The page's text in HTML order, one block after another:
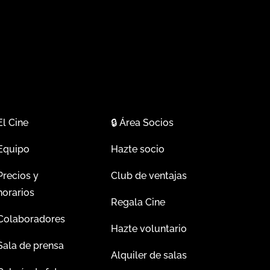
Cine
y
de prensa
🔒Área Socios
Hazte socio
Club de ventajas
Regala Cine
Hazte voluntario
Alquiler de salas